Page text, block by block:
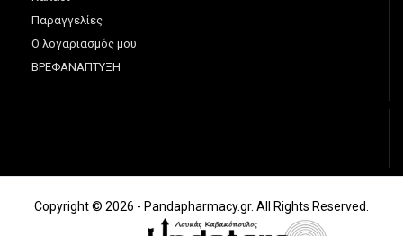
Παραγγελίες
Ο λογαριασμός μου
ΒΡΕΦΑΝΑΠΤΥΞΗ
Copyright © 2026 - Pandapharmacy.gr. All Rights Reserved.